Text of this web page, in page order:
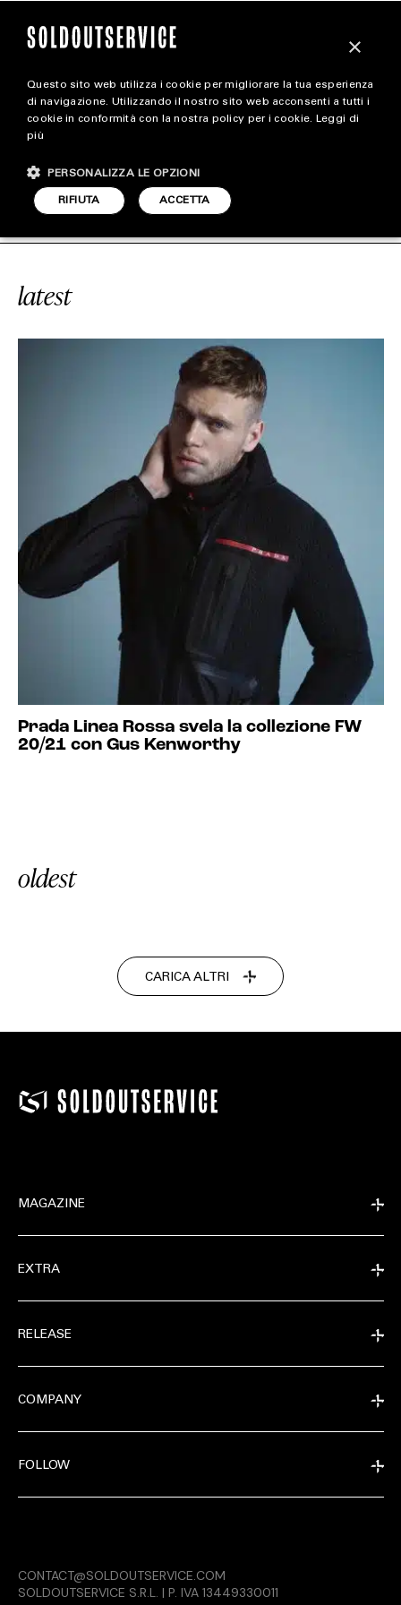
magazine
STYLE
FOOTWEAR
RELEASE
LINEA ROSSA
latest
Prada Linea Rossa svela la collezione FW
20/21 con Gus Kenworthy
oldest
CARICA ALTRI
MAGAZINE
EXTRA
RELEASE
COMPANY
FOLLOW
CONTACT@SOLDOUTSERVICE.COM
SOLDOUTSERVICE S.R.L. | P. IVA 13449330011
×
Questo sito web utilizza i cookie per migliorare la tua esperienza
di navigazione. Utilizzando il nostro sito web acconsenti a tutti i
cookie in conformità con la nostra policy per i cookie. Leggi di
più
ACCETTA
RIFIUTA
PERSONALIZZA LE OPZIONI